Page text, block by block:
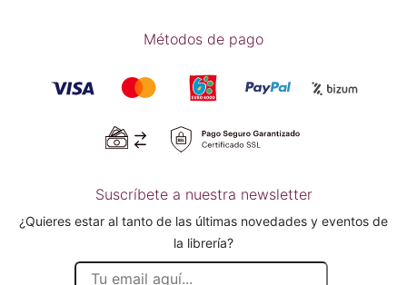
Métodos de pago
Suscríbete a nuestra newsletter
¿Quieres estar al tanto de las últimas novedades y eventos de
la librería?